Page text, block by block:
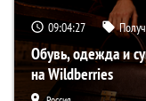
09:04:26
Обувь, одежда и
на Wildberries